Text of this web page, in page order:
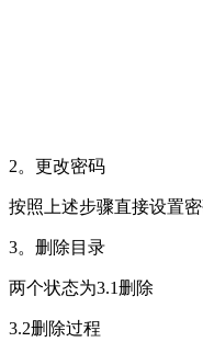
2。更改密码
按照上述步骤直接设置密
3。删除目录
两个状态为3.1删除
3.2删除过程